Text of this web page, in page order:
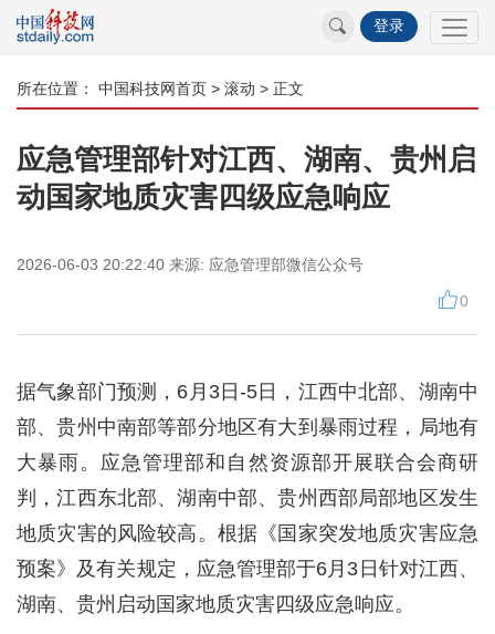
登录
所在位置： 中国科技网首页 > 滚动 > 正文
应急管理部针对江西、湖南、贵州启
动国家地质灾害四级应急响应
2026-06-03 20:22:40 来源: 应急管理部微信公众号
0
据气象部门预测，6月3日-5日，江西中北部、湖南中
部、贵州中南部等部分地区有大到暴雨过程，局地有
大暴雨。应急管理部和自然资源部开展联合会商研
判，江西东北部、湖南中部、贵州西部局部地区发生
地质灾害的风险较高。根据《国家突发地质灾害应急
预案》及有关规定，应急管理部于6月3日针对江西、
湖南、贵州启动国家地质灾害四级应急响应。